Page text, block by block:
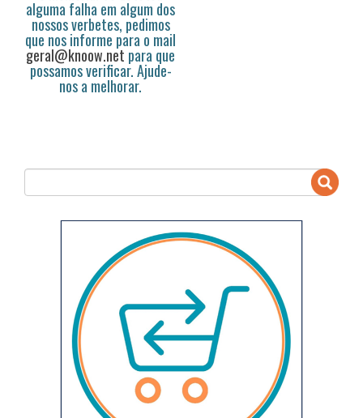
alguma falha em algum dos
nossos verbetes, pedimos
que nos informe para o mail
geral@knoow.net para que
possamos verificar. Ajude-
nos a melhorar.